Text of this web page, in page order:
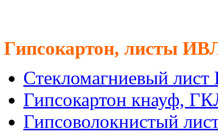
Гипсокартон, листы
Стекломагниевый
Гипсокартон кнауф,
Гипсоволокнистый